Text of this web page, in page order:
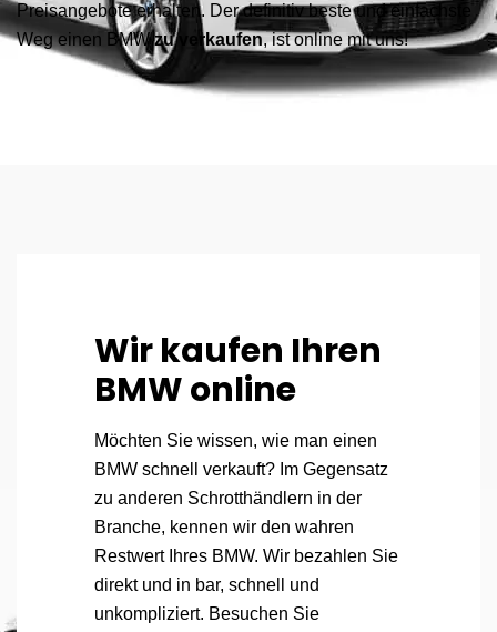
Preisangebote erhalten. Der definitiv beste und einfachste
Weg einen BMWzu verkaufen, ist online mit uns!
Wir kaufen Ihren
BMW online
Möchten Sie wissen, wie man einen
BMW schnell verkauft? Im Gegensatz
zu anderen Schrotthändlern in der
Branche, kennen wir den wahren
Restwert Ihres BMW. Wir bezahlen Sie
direkt und in bar, schnell und
unkompliziert. Besuchen Sie